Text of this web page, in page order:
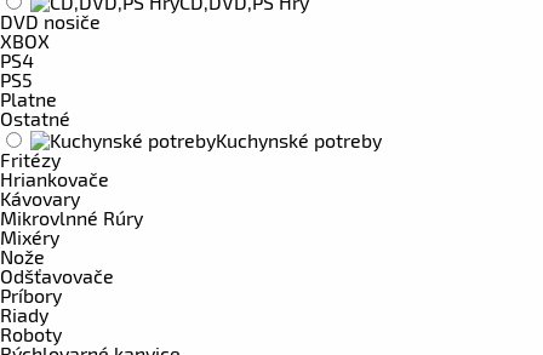
DVD nosiče
XBOX
PS4
PS5
Platne
Ostatné
Kuchynské potreby
Fritézy
Hriankovače
Kávovary
Mikrovlnné Rúry
Mixéry
Nože
Odšťavovače
Príbory
Riady
Roboty